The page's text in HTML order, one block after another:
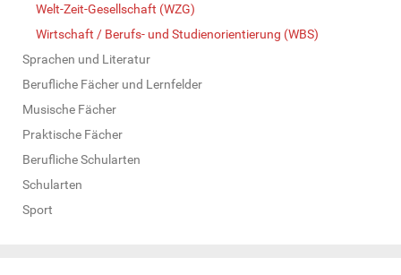
Welt-Zeit-Gesellschaft (WZG)
Wirtschaft / Berufs- und Studienorientierung (WBS)
Sprachen und Literatur
Berufliche Fächer und Lernfelder
Musische Fächer
Praktische Fächer
Berufliche Schularten
Schularten
Sport